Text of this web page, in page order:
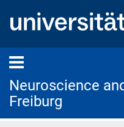
Neuroscience
Freiburg